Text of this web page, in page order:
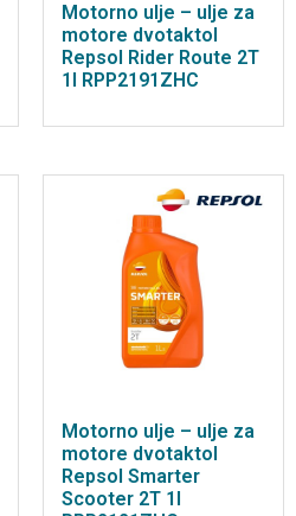
Motorno ulje – ulje za
motore dvotaktol
Repsol Rider Route 2T
1l RPP2191ZHC
Motorno ulje – ulje za
motore dvotaktol
Repsol Smarter
Scooter 2T 1l